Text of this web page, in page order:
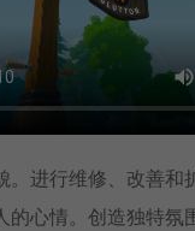
。进行维修、改善和
的心情。创造独特氛